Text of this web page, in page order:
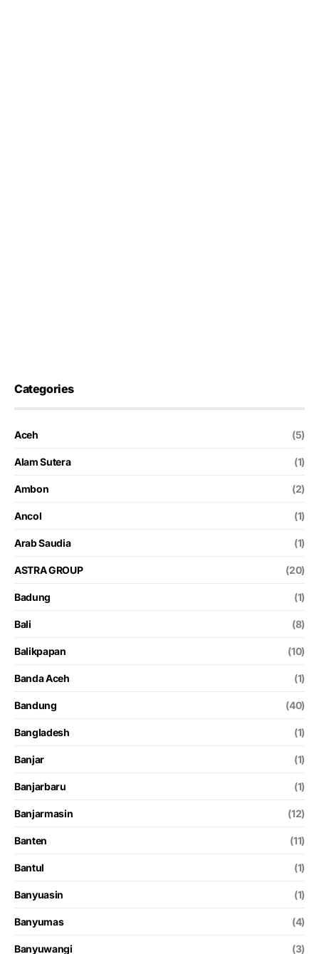
Categories
Aceh (5)
Alam Sutera (1)
Ambon (2)
Ancol (1)
Arab Saudia (1)
ASTRA GROUP (20)
Badung (1)
Bali (8)
Balikpapan (10)
Banda Aceh (1)
Bandung (40)
Bangladesh (1)
Banjar (1)
Banjarbaru (1)
Banjarmasin (12)
Banten (11)
Bantul (1)
Banyuasin (1)
Banyumas (4)
Banyuwangi (3)